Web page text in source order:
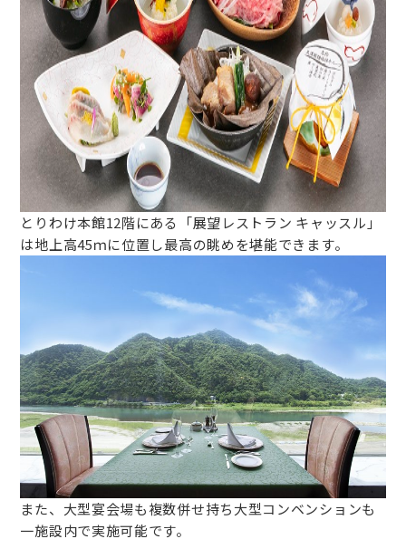
とりわけ本館12階にある「展望レストラン キャッスル」
は地上高45ｍに位置し最高の眺めを堪能できます。
また、大型宴会場も複数併せ持ち大型コンベンションも
一施設内で実施可能です。